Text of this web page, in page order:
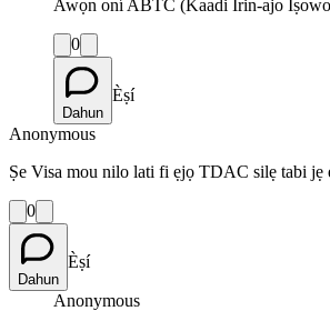
Awọn oní ABTC (Kaadi Irin-ajo
0
Dahun
Èṣí
Anonymous
Ṣe Visa mou nilo lati fi ẹjọ TDAC silẹ tabi jẹ
0
Dahun
Èṣí
Anonymous